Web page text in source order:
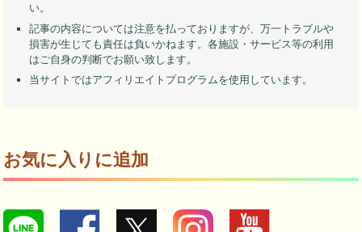
い。
記事の内容については注意を払っておりますが、万一トラブルや
損害が生じても責任は負いかねます。各施設・サービス等の利用
はご自身の判断でお願い致します。
当サイトではアフィリエイトプログラムを使用しています。
お気に入りに追加